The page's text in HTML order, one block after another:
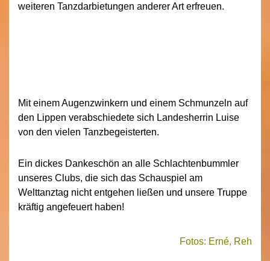
weiteren Tanzdarbietungen anderer Art erfreuen.
Mit einem Augenzwinkern und einem Schmunzeln auf
den Lippen verabschiedete sich Landesherrin Luise
von den vielen Tanzbegeisterten.
Ein dickes Dankeschön an alle Schlachtenbummler
unseres Clubs, die sich das Schauspiel am
Welttanztag nicht entgehen ließen und unsere Truppe
kräftig angefeuert haben!
Fotos: Erné, Reh